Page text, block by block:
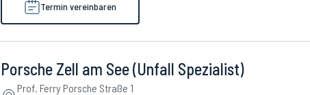
Termin vereinbaren
Porsche Zell am See (Unfall Spezialist)
Prof. Ferry Porsche Straße 1